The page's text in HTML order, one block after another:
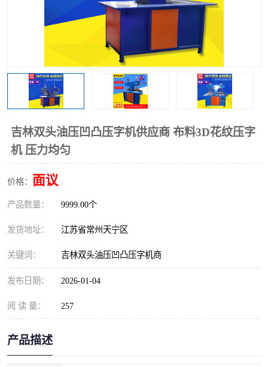
吉林双头油压凹凸压字机供应商 布料3D花纹压字
机 压力均匀
价格： 面议
产品数量： 9999.00个
发货地址： 江苏省常州天宁区
关键词： 吉林双头油压凹凸压字机商
发布日期： 2026-01-04
阅 读 量： 257
产品描述